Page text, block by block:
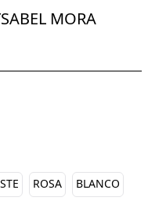
MORA
ROSA BLANCO